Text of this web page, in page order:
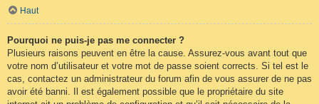
Haut
Pourquoi ne puis-je pas me connecter ?
Plusieurs raisons peuvent en être la cause. Assurez-vous avant tout que
votre nom d’utilisateur et votre mot de passe soient corrects. Si tel est le
cas, contactez un administrateur du forum afin de vous assurer de ne pas
avoir été banni. Il est également possible que le propriétaire du site